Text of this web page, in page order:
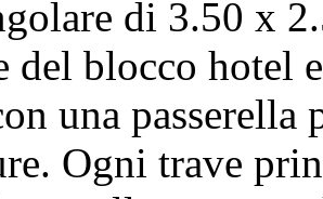
di 3.50 x
del blocco hotel
una passerella
Ogni trave